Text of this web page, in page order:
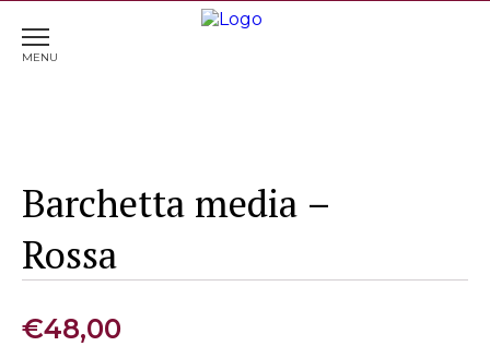
Home Complementi d'arredo
Rossa
Barchetta media –
Rossa
€48,00